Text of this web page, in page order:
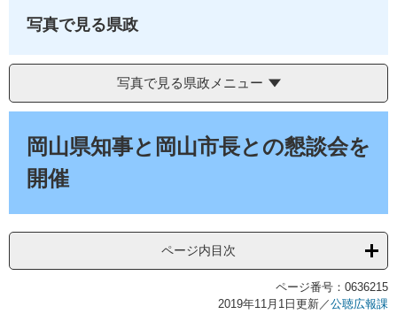
写真で見る県政
写真で見る県政メニュー
岡山県知事と岡山市長との懇談会を
開催
ページ内目次
ページ番号：0636215
2019年11月1日更新／公聴広報課